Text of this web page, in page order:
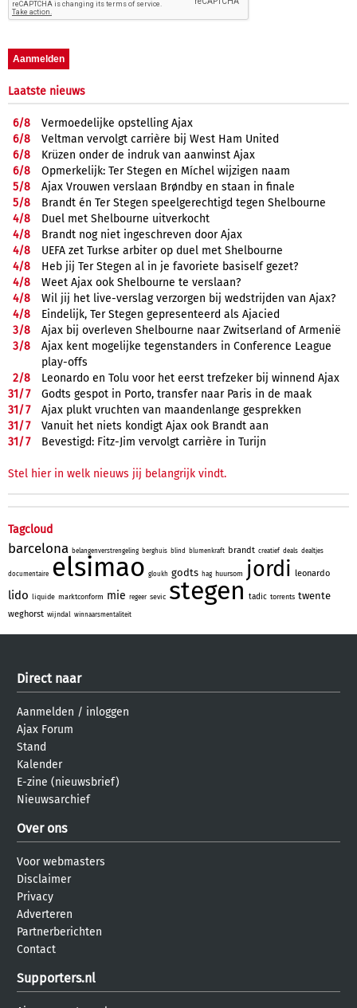
Laatste nieuws
6/8
Vermoedelijke opstelling Ajax
6/8
Veltman vervolgt carrière bij West Ham United
6/8
Krüzen onder de indruk van aanwinst Ajax
6/8
Opmerkelijk: Ter Stegen en Míchel wijzigen naam
5/8
Ajax Vrouwen verslaan Brøndby en staan in finale
5/8
Brandt én Ter Stegen speelgerechtigd tegen Shelbourne
4/8
Duel met Shelbourne uitverkocht
4/8
Brandt nog niet ingeschreven door Ajax
4/8
UEFA zet Turkse arbiter op duel met Shelbourne
4/8
Heb jij Ter Stegen al in je favoriete basiself gezet?
4/8
Weet Ajax ook Shelbourne te verslaan?
4/8
Wil jij het live-verslag verzorgen bij wedstrijden van Ajax?
4/8
Eindelijk, Ter Stegen gepresenteerd als Ajacied
3/8
Ajax bij overleven Shelbourne naar Zwitserland of Armenië
3/8
Ajax kent mogelijke tegenstanders in Conference League
play-offs
2/8
Leonardo en Tolu voor het eerst trefzeker bij winnend Ajax
31/7
Godts gespot in Porto, transfer naar Paris in de maak
31/7
Ajax plukt vruchten van maandenlange gesprekken
31/7
Vanuit het niets kondigt Ajax ook Brandt aan
31/7 Bevestigd: Fitz-Jim vervolgt carrière in Turijn
Stel hier in welk nieuws jij belangrijk vindt.
Tagcloud
barcelona belangenverstrengeling berghuis blind blumenkraft brandt creatief deals dealtjes
documentaire elsimao gloukh godts hag huursom jordi leonardo
lido liquide marktconform mie regeer sevic stegen tadic torrents twente
weghorst wijndal winnaarsmentaliteit
Direct naar
Aanmelden / inloggen
Ajax Forum
Stand
Kalender
E-zine (nieuwsbrief)
Nieuwsarchief
Over ons
Voor webmasters
Disclaimer
Privacy
Adverteren
Partnerberichten
Contact
Supporters.nl